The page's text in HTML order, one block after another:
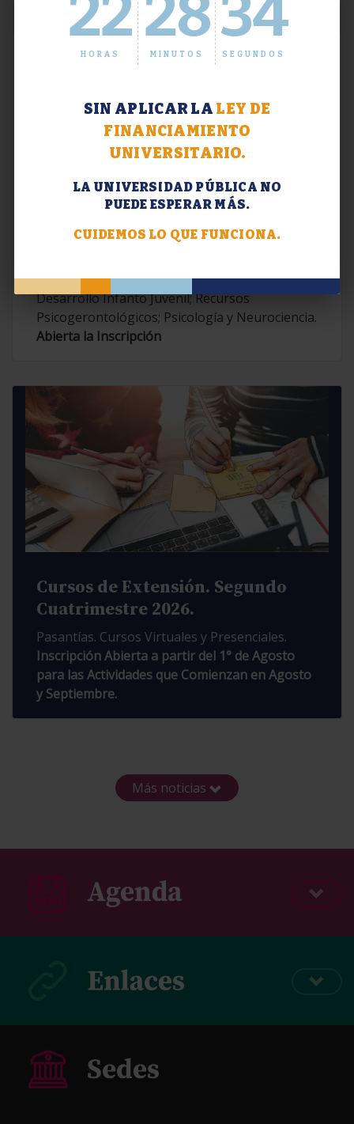
22
HORAS
28
MINUTOS
34
SEGUNDOS
SIN APLICAR LA LEY DE
FINANCIAMIENTO
UNIVERSITARIO.
LA UNIVERSIDAD PÚBLICA NO
PUEDE ESPERAR MÁS.
CUIDEMOS LO QUE FUNCIONA.
Extensión. Diplomaturas 2026.
Contemporáneas; Problemáticas en el
Desarrollo Infanto Juvenil; Recursos
Psicogerontológicos; Psicología y Neurociencia.
Abierta la Inscripción
Cursos de Extensión. Segundo
Cuatrimestre 2026.
Pasantías. Cursos Virtuales y Presenciales.
Inscripción Abierta a partir del 1° de Agosto
para las Actividades que Comienzan en Agosto
y Septiembre.
Más noticias